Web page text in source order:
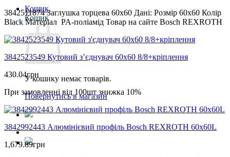
Кошик
Кошик
У кошику немає товарів.
Повернутись в магазин
3842511874 Заглушка торцева 60х60 Дані: Розмір 60х60 Колір
Black Матеріал PA-поліамід Товар на сайте Bosch REXROTH
3842523549 Кутовий з’єднувач 60х60 8/8+кріплення
430.04грн
При замовленні від 100шт знижка 10%
3842992443 Алюмінієвий профіль Bosch REXROTH 60х60L
1,679.89грн